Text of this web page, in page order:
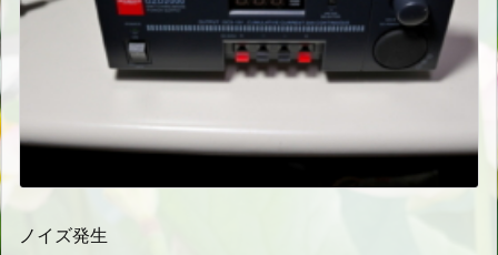
ノイズ発生